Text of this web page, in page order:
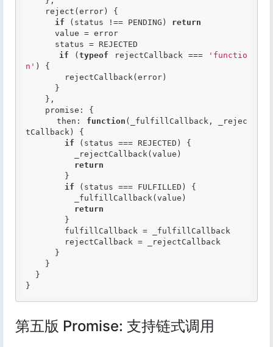
if (status !== PENDING) return
if (typeof rejectCallback ===
'functio
n' ) {
      then:
function (_fulfillCallback, _rejec
tCallback)
{
if (status === REJECTED) {
return
if (status === FULFILLED) {
return
第五版 Promise: 支持链式调用